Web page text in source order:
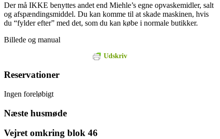
Der må IKKE benyttes andet end Miehle’s egne opvaskemidler, salt
og afspændingsmiddel. Du kan komme til at skade maskinen, hvis
du “fylder efter” med det, som du kan købe i normale butikker.
Billede og manual
Udskriv
Reservationer
Ingen foreløbigt
Næste husmøde
Vejret omkring blok 46